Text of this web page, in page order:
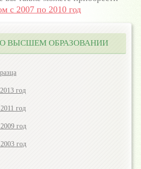
с 2007 по 2010 год
ВЫСШЕМ ОБРАЗОВАНИИ
год
год
год
год